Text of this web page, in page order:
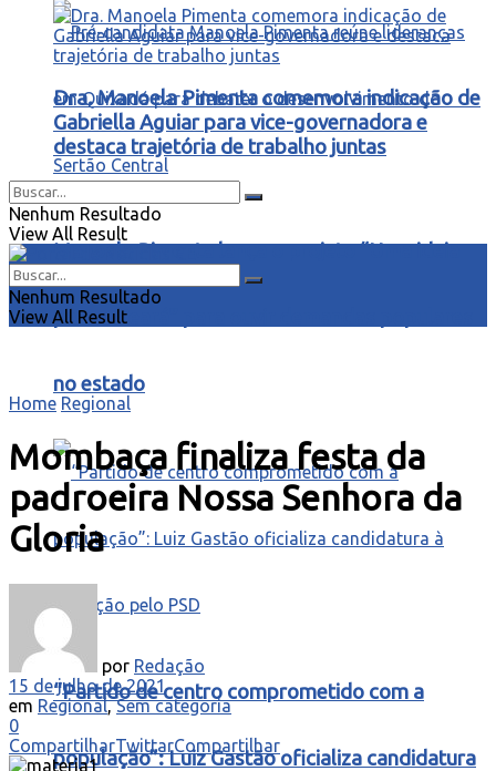
Manoela Pimenta lança o projeto “Uma ideia
para o Ceará” para ouvir demandas populares
no estado
“Partido de centro comprometido com a
população”: Luiz Gastão oficializa candidatura
Dra. Manoela Pimenta comemora indicação de
Gabriella Aguiar para vice-governadora e
destaca trajetória de trabalho juntas
Nenhum Resultado
View All Result
Nenhum Resultado
View All Result
Home Regional
Mombaça finaliza festa da
padroeira Nossa Senhora da
Gloria
por Redação
15 de julho de 2021
em Regional,Sem categoria
0
CompartilharTwittarCompartilhar